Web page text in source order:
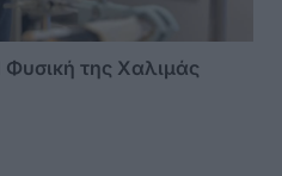
της Χαλιμάς